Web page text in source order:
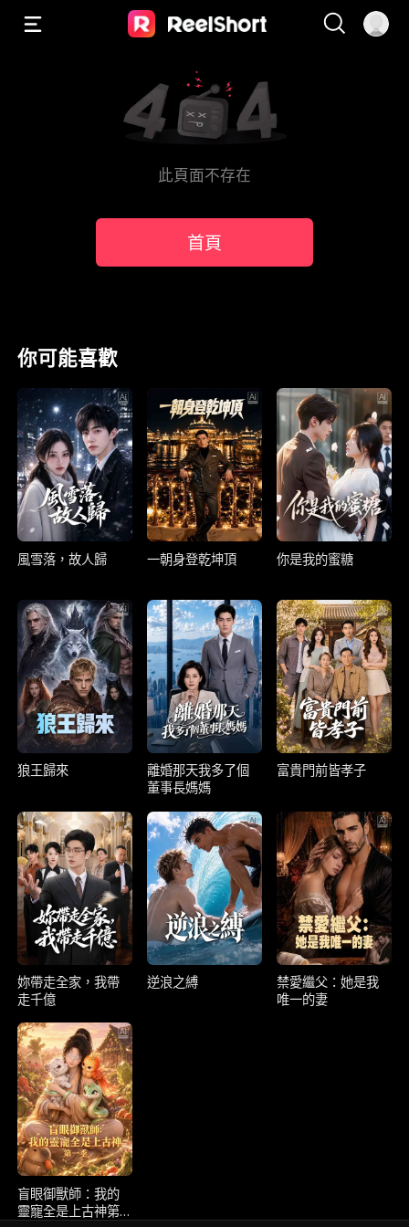
此頁面不存在
首頁
你可能喜歡
風雪落，故人歸 一朝身登乾坤頂 你是我的蜜糖
狼王歸來
離婚那天我多了個
董事長媽媽
富貴門前皆孝子
妳帶走全家，我帶
走千億
逆浪之縛
禁愛繼父：她是我
唯一的妻
盲眼御獸師：我的
靈寵全是上古神第